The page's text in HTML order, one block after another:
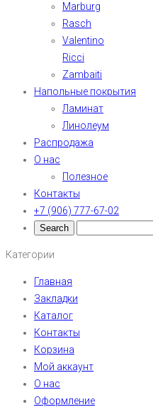
Marburg
Rasch
Valentino
Ricci
Zambaiti
Напольные покрытия
Ламинат
Линолеум
Распродажа
О нас
Полезное
Контакты
+7 (906) 777-67-02
Категории
Главная
Закладки
Каталог
Контакты
Корзина
Мой аккаунт
О нас
Оформление